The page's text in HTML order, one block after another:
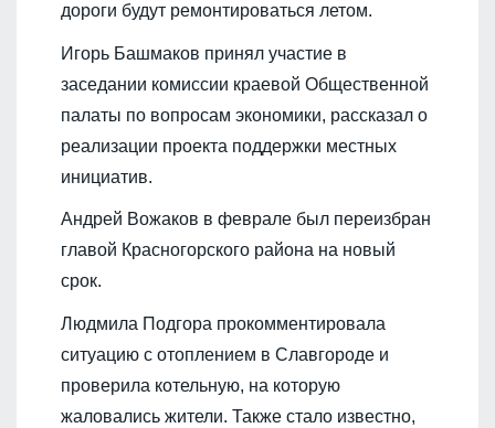
дороги будут ремонтироваться летом.
Игорь Башмаков принял участие в
заседании комиссии краевой Общественной
палаты по вопросам экономики, рассказал о
реализации проекта поддержки местных
инициатив.
Андрей Вожаков в феврале был переизбран
главой Красногорского района на новый
срок.
Людмила Подгора прокомментировала
ситуацию с отоплением в Славгороде и
проверила котельную, на которую
жаловались жители. Также стало известно,